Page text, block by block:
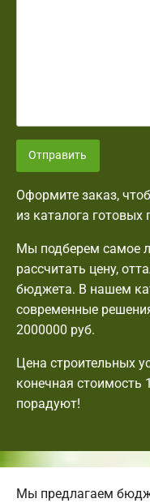
Отправить
Оформите заказ,
из каталога готовых
Мы подберем самое
рассчитать цену,
бюджета. В нашем
современные
2000000 руб.
Цена строительных
конечная стоимость
порадуют!
Мы предлагаем